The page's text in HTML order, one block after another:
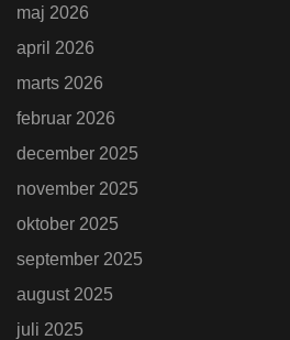
maj 2026
april 2026
marts 2026
februar 2026
december 2025
november 2025
oktober 2025
september 2025
august 2025
juli 2025